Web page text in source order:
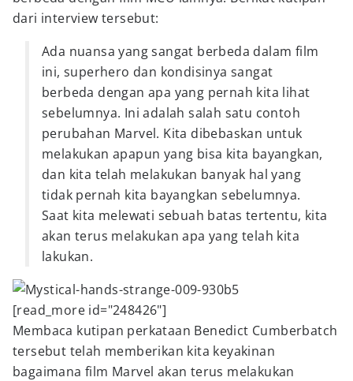
dari interview tersebut:
Ada nuansa yang sangat berbeda dalam film
ini, superhero dan kondisinya sangat
berbeda dengan apa yang pernah kita lihat
sebelumnya. Ini adalah salah satu contoh
perubahan Marvel. Kita dibebaskan untuk
melakukan apapun yang bisa kita bayangkan,
dan kita telah melakukan banyak hal yang
tidak pernah kita bayangkan sebelumnya.
Saat kita melewati sebuah batas tertentu, kita
akan terus melakukan apa yang telah kita
lakukan.
[read_more id="248426"]
Membaca kutipan perkataan Benedict Cumberbatch
tersebut telah memberikan kita keyakinan
bagaimana film Marvel akan terus melakukan